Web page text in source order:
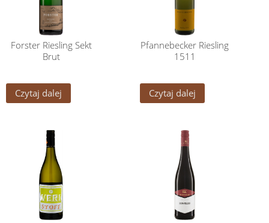
Forster Riesling Sekt
Brut
Czytaj dalej
Pfannebecker Riesling
1511
Czytaj dalej